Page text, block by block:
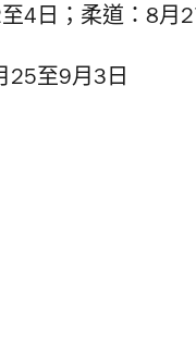
4日；柔道：8月
25至9月3日